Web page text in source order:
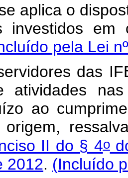
aplica o
investidos
pela Lei
das
atividades
ao
II do § 4o
2012. (Incluído